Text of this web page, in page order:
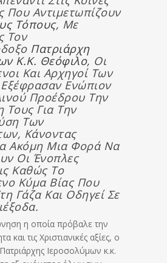
Που Αντιμετωπίζουν
Τόπους, Με
Τον
Πατριάρχη
Κ.κ. Θεόφιλο, Οι
Και Αρχηγοί Των
Ενώπιον
Προέδρου Την
Τους Για Την
Των
Κάνοντας
Ακόμη Μια Φορά Να
Οι Ένοπλες
Καθώς Το
Κύμα Βίας Που
Γάζα Και Οδηγεί Σε
η οποία πρόβαλε την
και τις Χριστιανικές αξίες, ο
Ιεροσολύμων κ.κ.